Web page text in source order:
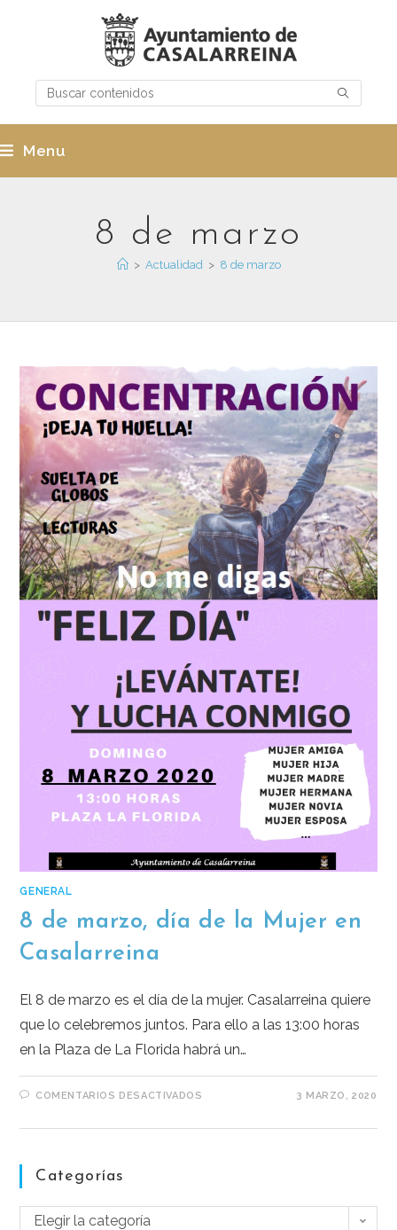
Menu
8 de marzo
> Actualidad > 8 de marzo
GENERAL
8 de marzo, día de la Mujer en
Casalarreina
El 8 de marzo es el día de la mujer. Casalarreina quiere
que lo celebremos juntos. Para ello a las 13:00 horas
en la Plaza de La Florida habrá un…
COMENTARIOS DESACTIVADOS 3 MARZO, 2020
Categorías
Elegir la categoría